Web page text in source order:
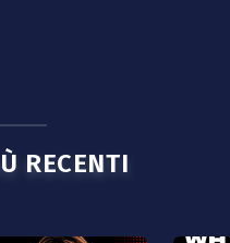
RECENTI